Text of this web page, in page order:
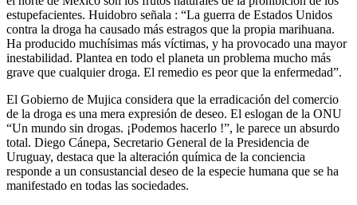
estupefacientes. Huidobro señala : “La guerra de Estados Unidos
contra la droga ha causado más estragos que la propia marihuana.
Ha producido muchísimas más víctimas, y ha provocado una mayor
inestabilidad. Plantea en todo el planeta un problema mucho más
grave que cualquier droga. El remedio es peor que la enfermedad”.
El Gobierno de Mujica considera que la erradicación del comercio
de la droga es una mera expresión de deseo. El eslogan de la ONU
“Un mundo sin drogas. ¡Podemos hacerlo !”, le parece un absurdo
total. Diego Cánepa, Secretario General de la Presidencia de
Uruguay, destaca que la alteración química de la conciencia
responde a un consustancial deseo de la especie humana que se ha
manifestado en todas las sociedades.